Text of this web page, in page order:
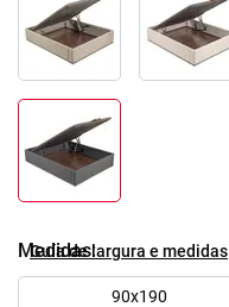
Guía de largura e medidas
Medidas
90x190